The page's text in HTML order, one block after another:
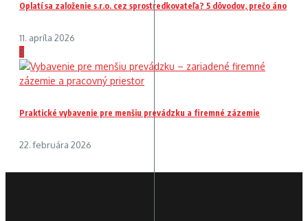
Oplatí sa založenie s.r.o. cez sprostredkovateľa? 5 dôvodov, prečo áno
11. apríla 2026
3
Praktické vybavenie pre menšiu prevádzku a firemné zázemie
22. februára 2026